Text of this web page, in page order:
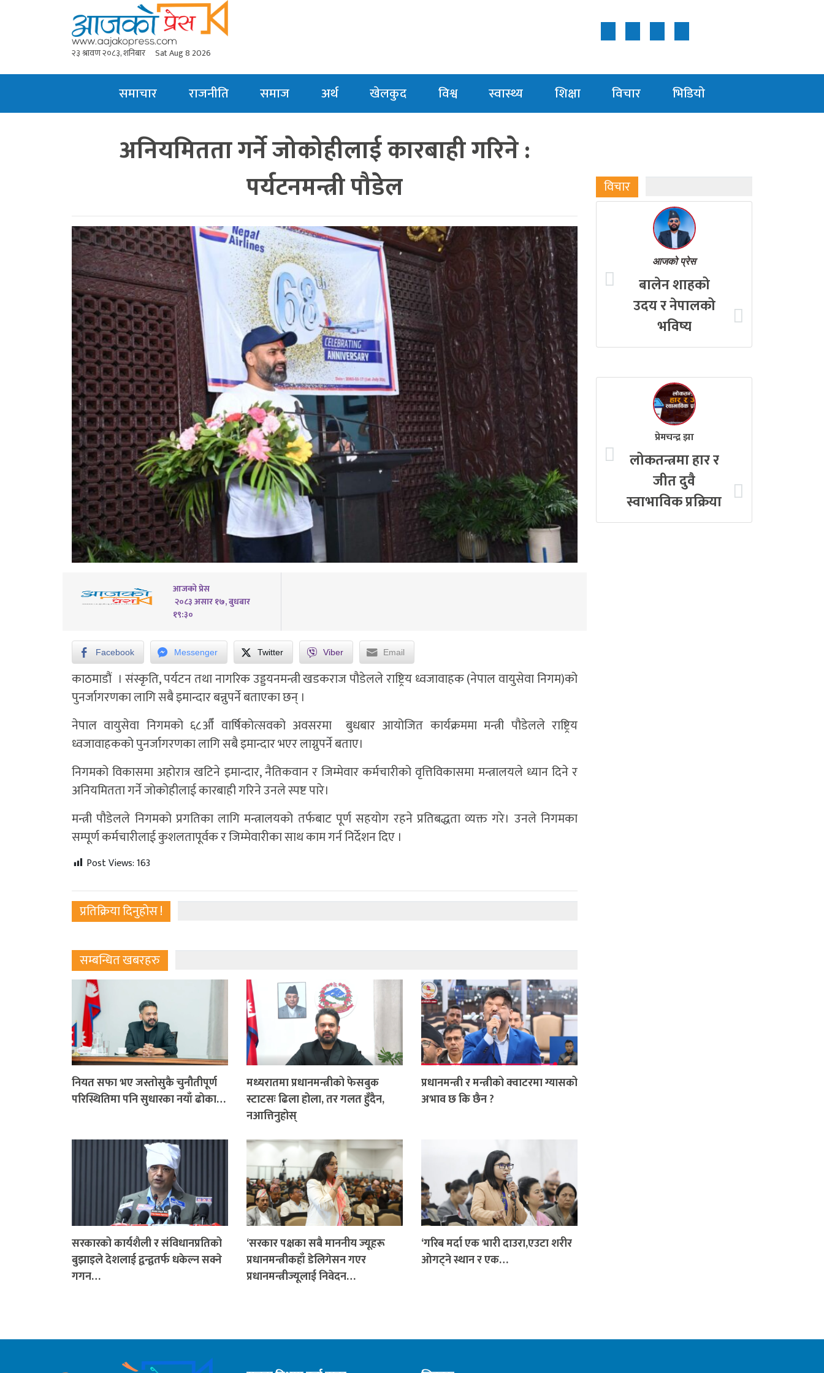
२३ श्रावण २०८३, शनिबार Sat Aug 8 2026
समाचार राजनीति समाज अर्थ खेलकुद विश्व स्वास्थ्य शिक्षा विचार भिडियाे
अनियमितता गर्ने जोकोहीलाई कारबाही गरिने :
पर्यटनमन्त्री पौडेल
आजको प्रेस
२०८३ असार १७, बुधबार
१९:३०
Facebook Messenger Twitter Viber Email
काठमाडौं । संस्कृति, पर्यटन तथा नागरिक उड्डयनमन्त्री खडकराज पौडेलले राष्ट्रिय ध्वजावाहक (नेपाल वायुसेवा निगम)को
पुनर्जागरणका लागि सबै इमान्दार बन्नुपर्ने बताएका छन् ।
नेपाल वायुसेवा निगमको ६८औँ वार्षिकोत्सवको अवसरमा बुधबार आयोजित कार्यक्रममा मन्त्री पौडेलले राष्ट्रिय
ध्वजावाहकको पुनर्जागरणका लागि सबै इमान्दार भएर लाग्नुपर्ने बताए।
निगमको विकासमा अहोरात्र खटिने इमान्दार, नैतिकवान र जिम्मेवार कर्मचारीको वृत्तिविकासमा मन्त्रालयले ध्यान दिने र
अनियमितता गर्ने जोकोहीलाई कारबाही गरिने उनले स्पष्ट पारे।
मन्त्री पौडेलले निगमको प्रगतिका लागि मन्त्रालयको तर्फबाट पूर्ण सहयोग रहने प्रतिबद्धता व्यक्त गरे। उनले निगमका
सम्पूर्ण कर्मचारीलाई कुशलतापूर्वक र जिम्मेवारीका साथ काम गर्न निर्देशन दिए ।
Post Views:163
प्रतिक्रिया दिनुहोस !
सम्बन्धित खबरहरु
नियत सफा भए जस्तोसुकै चुनौतीपूर्ण
परिस्थितिमा पनि सुधारका नयाँ ढोका…
मध्यरातमा प्रधानमन्त्रीको फेसबुक
स्टाटसः ढिला होला, तर गलत हुँदैन,
नआत्तिनुहोस्
प्रधानमन्त्री र मन्त्रीको क्वाटरमा ग्यासको
अभाव छ कि छैन ?
सरकारको कार्यशैली र संविधानप्रतिको
बुझाइले देशलाई द्वन्द्वतर्फ धकेल्न सक्ने
गगन…
‘सरकार पक्षका सबै माननीय ज्यूहरू
प्रधानमन्त्रीकहाँ डेलिगेसन गएर
प्रधानमन्त्रीज्यूलाई निवेदन…
‘गरिब मर्दा एक भारी दाउरा,एउटा शरीर
ओगट्ने स्थान र एक…
विचार
आजको प्रेस
बालेन शाहको
उदय र नेपालको
भविष्य
प्रेमचन्द्र झा
लोकतन्त्रमा हार र
जीत दुवै
स्वाभाविक प्रक्रिया